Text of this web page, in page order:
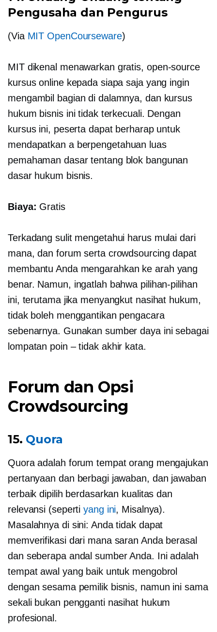
Pengusaha dan Pengurus
(Via MIT OpenCourseware)
MIT dikenal menawarkan gratis, open-source
kursus online kepada siapa saja yang ingin
mengambil bagian di dalamnya, dan kursus
hukum bisnis ini tidak terkecuali. Dengan
kursus ini, peserta dapat berharap untuk
mendapatkan a berpengetahuan luas
pemahaman dasar tentang blok bangunan
dasar hukum bisnis.
Biaya: Gratis
Terkadang sulit mengetahui harus mulai dari
mana, dan forum serta crowdsourcing dapat
membantu Anda mengarahkan ke arah yang
benar. Namun, ingatlah bahwa pilihan-pilihan
ini, terutama jika menyangkut nasihat hukum,
tidak boleh menggantikan pengacara
sebenarnya. Gunakan sumber daya ini sebagai
lompatan poin – tidakakhir kata.
Forum dan Opsi
Crowdsourcing
15. Quora
Quora adalah forum tempat orang mengajukan
pertanyaan dan berbagi jawaban, dan jawaban
terbaik dipilih berdasarkan kualitas dan
relevansi (sepertiyang ini, Misalnya).
Masalahnya di sini: Anda tidak dapat
memverifikasi dari mana saran Anda berasal
dan seberapa andal sumber Anda. Ini adalah
tempat awal yang baik untuk mengobrol
dengan sesama pemilik bisnis, namun ini sama
sekali bukan pengganti nasihat hukum
profesional.